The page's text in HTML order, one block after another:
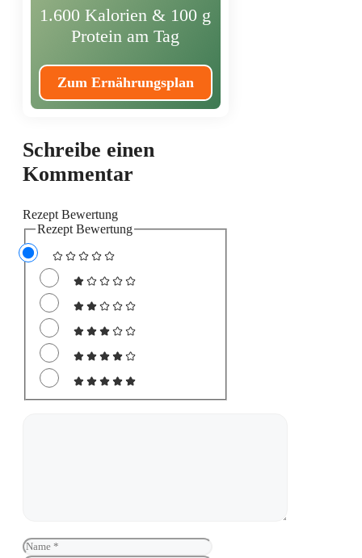
1.600 Kalorien & 100 g
Protein am Tag
Zum Ernährungsplan
Schreibe einen
Kommentar
Rezept Bewertung
Rezept Bewertung
Name